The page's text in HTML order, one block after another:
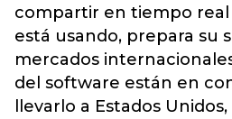
compartir en tiempo
está usando, prepara su
mercados
del software están en
llevarlo a Estados